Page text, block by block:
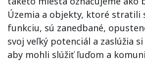
Územia a objekty, ktoré stratili
funkciu, sú zanedbané,
svoj veľký potenciál a zaslúžia
aby mohli slúžiť ľuďom a